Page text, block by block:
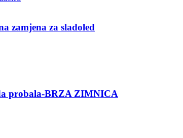
zamjena za sladoled
probala-BRZA ZIMNICA